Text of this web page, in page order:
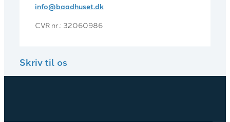
info@baadhuset.dk​
CVR nr.: 32060986
Skriv til os